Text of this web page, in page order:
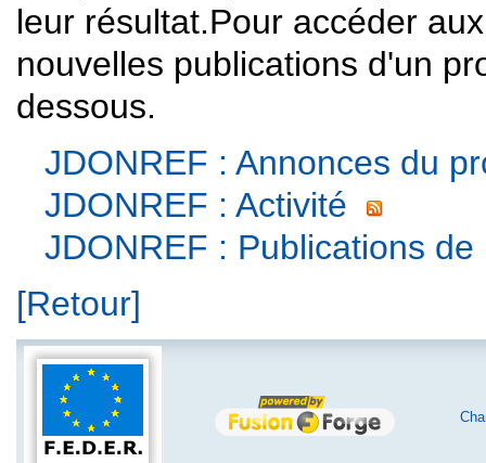
leur résultat.Pour accéder
nouvelles publications d'un
dessous.
JDONREF : Annonces du
JDONREF : Activité
JDONREF : Publications de
[Retour]